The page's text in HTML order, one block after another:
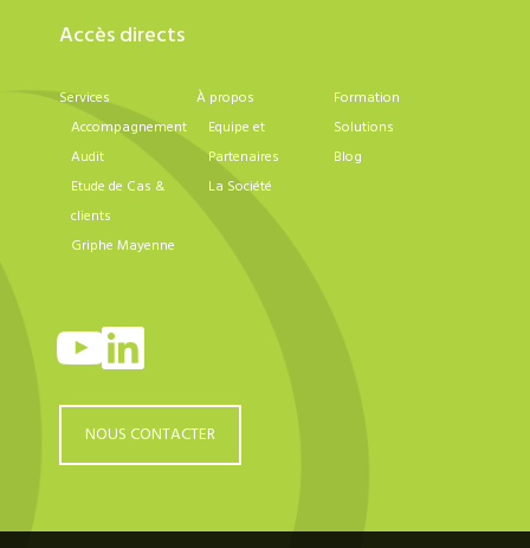
Accès directs
Services
Accompagnement
Audit
Etude de Cas &
clients
Griphe Mayenne
À propos
Equipe et
Partenaires
La Société
Formation
Solutions
Blog
YouTube
LinkedIn
NOUS CONTACTER